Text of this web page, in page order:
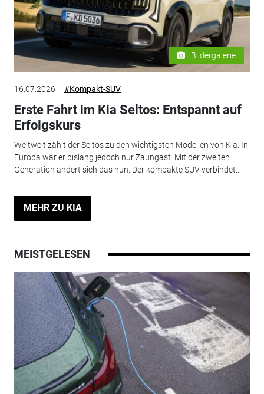
Bildergalerie
16.07.2026 #Kompakt-SUV
Erste Fahrt im Kia Seltos: Entspannt auf
Erfolgskurs
Weltweit zählt der Seltos zu den wichtigsten Modellen von Kia. In
Europa war er bislang jedoch nur Zaungast. Mit der zweiten
Generation ändert sich das nun. Der kompakte SUV verbindet...
MEHR ZU KIA
MEISTGELESEN